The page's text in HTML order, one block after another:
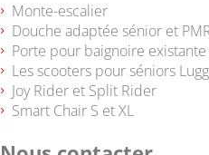
Monte-escalier
Douche adaptée sénior et
Porte pour baignoire
Les scooters pour séniors
Joy Rider et Split Rider
Smart Chair S et XL